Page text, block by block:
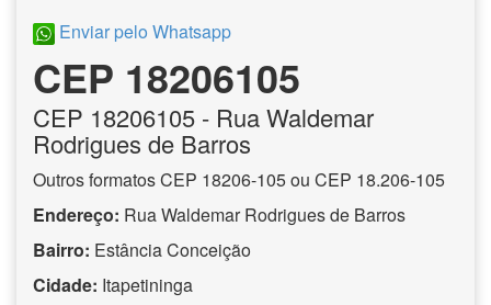
Enviar pelo Whatsapp
CEP 18206105
CEP 18206105 - Rua Waldemar
Rodrigues de Barros
Outros formatos CEP 18206-105 ou CEP 18.206-105
Endereço: Rua Waldemar Rodrigues de Barros
Bairro: Estância Conceição
Cidade: Itapetininga